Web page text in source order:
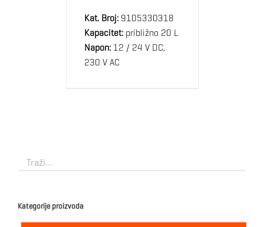
Kat. Broj:9105330318
Kapacitet:približno 20 L
Napon:12 / 24 V DC,
230 V AC
Kategorije proizvoda